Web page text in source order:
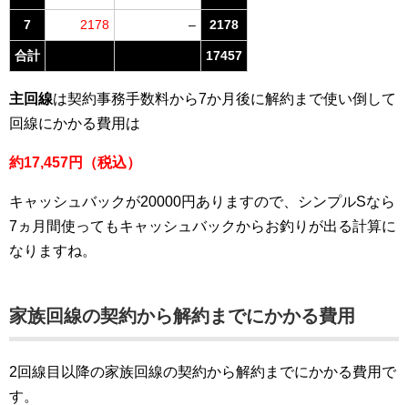
7 2178 – 2178
合計 17457
主回線は契約事務手数料から7か月後に解約まで使い倒して
回線にかかる費用は
約17,457円（税込）
キャッシュバックが20000円ありますので、シンプルSなら
7ヵ月間使ってもキャッシュバックからお釣りが出る計算に
なりますね。
家族回線の契約から解約までにかかる費用
2回線目以降の家族回線の契約から解約までにかかる費用で
す。